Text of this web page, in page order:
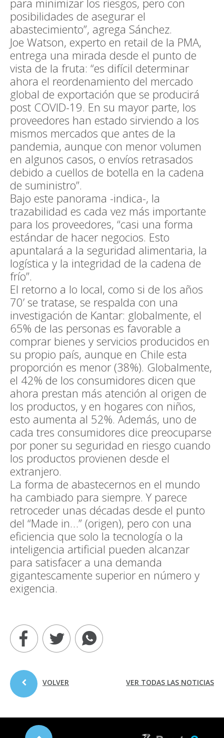
posibilidades de asegurar el
abastecimiento”, agrega Sánchez.
Joe Watson, experto en retail de la PMA,
entrega una mirada desde el punto de
vista de la fruta: “es difícil determinar
ahora el reordenamiento del mercado
global de exportación que se producirá
post COVID-19. En su mayor parte, los
proveedores han estado sirviendo a los
mismos mercados que antes de la
pandemia, aunque con menor volumen
en algunos casos, o envíos retrasados
debido a cuellos de botella en la cadena
de suministro”.
Bajo este panorama -indica-, la
trazabilidad es cada vez más importante
para los proveedores, “casi una forma
estándar de hacer negocios. Esto
apuntalará a la seguridad alimentaria, la
logística y la integridad de la cadena de
frío”.
El retorno a lo local, como si de los años
70’ se tratase, se respalda con una
investigación de Kantar: globalmente, el
65% de las personas es favorable a
comprar bienes y servicios producidos en
su propio país, aunque en Chile esta
proporción es menor (38%). Globalmente,
el 42% de los consumidores dicen que
ahora prestan más atención al origen de
los productos, y en hogares con niños,
esto aumenta al 52%. Además, uno de
cada tres consumidores dice preocuparse
por poner su seguridad en riesgo cuando
los productos provienen desde el
extranjero.
La forma de abastecernos en el mundo
ha cambiado para siempre. Y parece
retroceder unas décadas desde el punto
del “Made in…” (origen), pero con una
eficiencia que solo la tecnología o la
inteligencia artificial pueden alcanzar
para satisfacer a una demanda
gigantescamente superior en número y
exigencia.
VER TODAS LAS NOTICIAS
VOLVER